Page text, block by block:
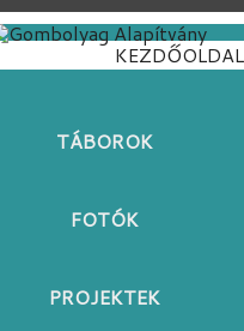
KEZDŐOLDAL
TÁBOROK
FOTÓK
PROJEKTEK